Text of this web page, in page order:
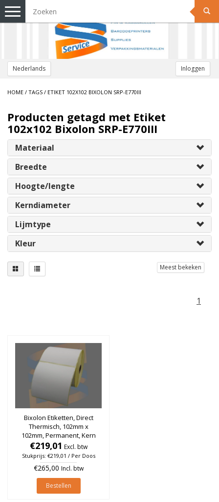
Nederlands Inloggen
Toggle
navigation
HOME / TAGS / ETIKET 102X102 BIXOLON SRP-E770III
Producten getagd met Etiket
102x102 Bixolon SRP-E770III
Materiaal
Breedte
Hoogte/lengte
Kerndiameter
Lijmtype
Kleur
Meest bekeken
1
Bixolon Etiketten, Direct
Thermisch, 102mm x
102mm, Permanent, Kern
25mm, rol à 700 stuks (Per
doos)
€219,01 Excl. btw
Stukprijs: €219,01 / Per Doos
€265,00 Incl. btw
Bestellen